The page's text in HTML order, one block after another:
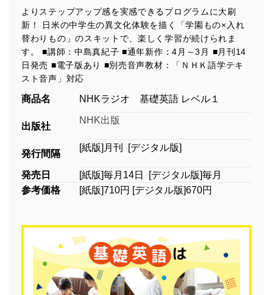
よりステップアップ感を実感できるプログラムに大刷
新！ 日米の中学生の異文化体験を描く「学園もの×入れ
替わりもの」のスキットで、楽しく学習が続けられま
す。 ■講師：中島真紀子 ■通年新作：4月～3月 ■月刊14
日発売 ■電子版あり ■別売音声教材：「ＮＨＫ語学テキ
スト音声」対応
商品名 NHKラジオ 基礎英語 レベル１
出版社
NHK出版
発行間隔
[紙版]月刊 [デジタル版]
発売日
[紙版]毎月14日 [デジタル版]毎月
参考価格
[紙版]710円 [デジタル版]670円